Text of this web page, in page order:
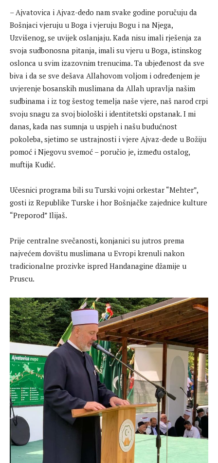
– Ajvatovica i Ajvaz-dedo nam svake godine poručuju da
Bošnjaci vjeruju u Boga i vjeruju Bogu i na Njega,
Uzvišenog, se uvijek oslanjaju. Kada nisu imali rješenja za
svoja sudbonosna pitanja, imali su vjeru u Boga, istinskog
oslonca u svim izazovnim trenucima. Ta ubjeđenost da sve
biva i da se sve dešava Allahovom voljom i određenjem je
uvjerenje bosanskih muslimana da Allah upravlja našim
sudbinama i iz tog šestog temelja naše vjere, naš narod crpi
svoju snagu za svoj biološki i identitetski opstanak. I mi
danas, kada nas sumnja u uspjeh i našu budućnost
pokoleba, sjetimo se ustrajnosti i vjere Ajvaz-dede u Božiju
pomoć i Njegovu svemoć – poručio je, između ostalog,
muftija Kudić.
Učesnici programa bili su Turski vojni orkestar “Mehter”,
gosti iz Republike Turske i hor Bošnjačke zajednice kulture
“Preporod” Ilijaš.
Prije centralne svečanosti, konjanici su jutros prema
najvećem dovištu muslimana u Evropi krenuli nakon
tradicionalne prozivke ispred Handanagine džamije u
Pruscu.